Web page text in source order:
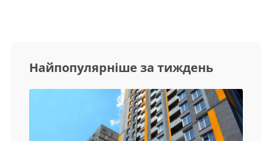
Найпопулярніше за тиждень